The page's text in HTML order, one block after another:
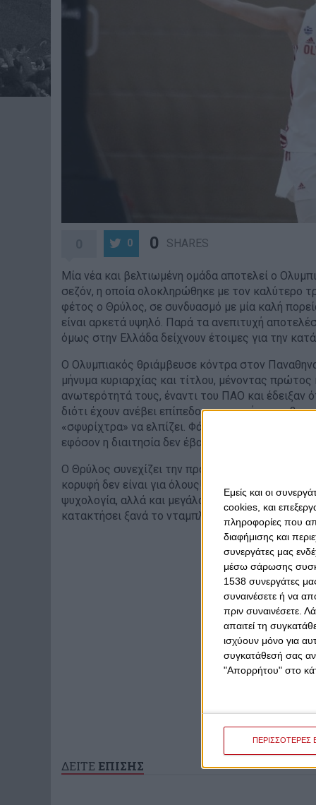
Εμείς και οι
cookies, και
πληροφορίες που
διαφήμισης και
συνεργάτες μας
μέσω σάρωσης
1538 συνεργάτες
συναινέσετε ή να
πριν συναινέσετε.
απαιτεί τη
ισχύουν μόνο για
συγκατάθεσή σας
"Απορρήτου" στο
ΠΕΡΙΣΣΟΤΕΡΕΣ
0 SHARES
0
Μία νέα και βελτιωμένη ομάδα αποτελεί ο
σεζόν, η οποία ολοκληρώθηκε με τον καλύτερο
φέτος ο Θρύλος, σε συνδυασμό με μία καλή
είναι αρκετά υψηλό. Παρά τα ανεπιτυχή
όμως στην Ελλάδα δείχνουν έτοιμες για την
Ο Ολυμπιακός θριάμβευσε κόντρα στον
μήνυμα κυριαρχίας και τίτλου, μένοντας
ανωτερότητά τους, έναντι του ΠΑΟ και έδειξαν
διότι έχουν ανέβει επίπεδο, τη στιγμή που ο
«σφυρίχτρα» να ελπίζει. Φάνηκε από το 89-74
εφόσον η διαιτησία δεν έβαζε το... χεράκι της.
Ο Θρύλος συνεχίζει την προέλασή του για τον
κορυφή δεν είναι για όλους! Πλέον, όλα είναι
ψυχολογία, αλλά και μεγάλα περιθώρια
κατακτήσει ξανά το νταμπλ στην Ελλάδα!
ΔΕΙΤΕ ΕΠΙΣΗΣ